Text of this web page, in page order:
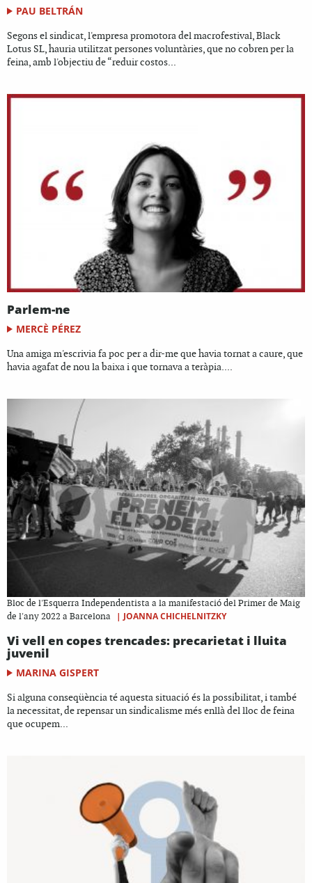
PAU BELTRÁN
Segons el sindicat, l'empresa promotora del macrofestival, Black
Lotus SL, hauria utilitzat persones voluntàries, que no cobren per la
feina, amb l'objectiu de “reduir costos...
Parlem-ne
MERCÈ PÉREZ
Una amiga m'escrivia fa poc per a dir-me que havia tornat a caure, que
havia agafat de nou la baixa i que tornava a teràpia....
Bloc de l'Esquerra Independentista a la manifestació del Primer de Maig
de l'any 2022 a Barcelona
| JOANNA CHICHELNITZKY
Vi vell en copes trencades: precarietat i lluita
juvenil
MARINA GISPERT
Si alguna conseqüència té aquesta situació és la possibilitat, i també
la necessitat, de repensar un sindicalisme més enllà del lloc de feina
que ocupem...